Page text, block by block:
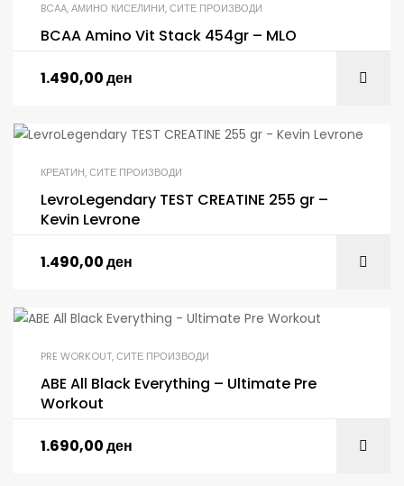
BCAA,АМИНО КИСЕЛИНИ,СИТЕ ПРОИЗВОДИ
BCAA Amino Vit Stack 454gr – MLO
1.490,00ден
КРЕАТИН,СИТЕ ПРОИЗВОДИ
LevroLegendary TEST CREATINE 255 gr –
Kevin Levrone
1.490,00ден
PRE WORKOUT,СИТЕ ПРОИЗВОДИ
ABE All Black Everything – Ultimate Pre
Workout
1.690,00ден